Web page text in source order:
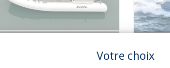
JEANNEAU
Votre choix